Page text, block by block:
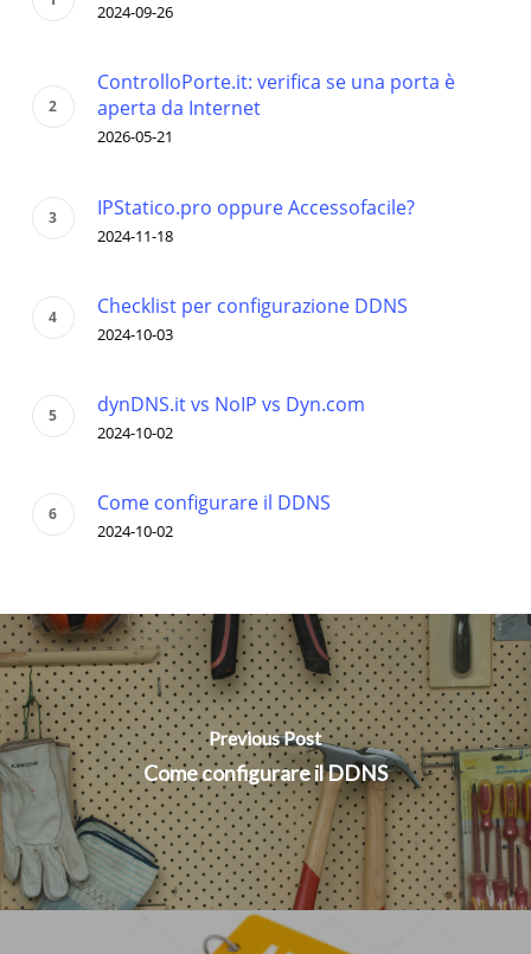
2024-09-26
ControlloPorte.it: verifica se una porta è
aperta da Internet
2026-05-21
IPStatico.pro oppure Accessofacile?
2024-11-18
Checklist per configurazione DDNS
2024-10-03
dynDNS.it vs NoIP vs Dyn.com
2024-10-02
Come configurare il DDNS
2024-10-02
Previous Post
Come configurare il DDNS